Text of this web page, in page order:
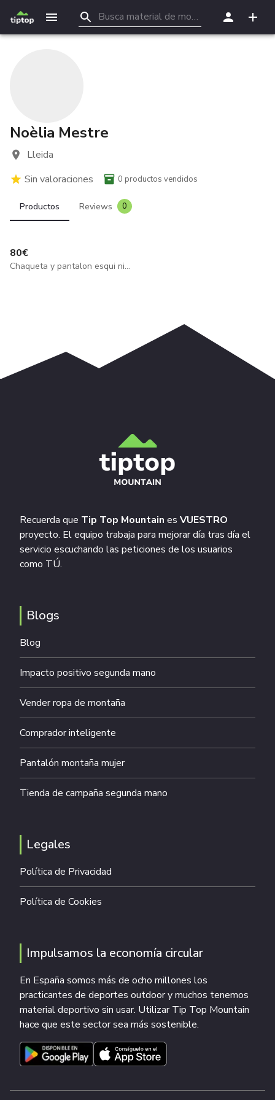
Noèlia Mestre
Lleida
Sin valoraciones
0 productos vendidos
Productos Reviews 0
80€
Chaqueta y pantalon esqui niñ@
Recuerda que Tip Top Mountain es VUESTRO
proyecto. El equipo trabaja para mejorar día tras día el
servicio escuchando las peticiones de los usuarios
como TÚ.
Blogs
Blog
Impacto positivo segunda mano
Vender ropa de montaña
Comprador inteligente
Pantalón montaña mujer
Tienda de campaña segunda mano
Legales
Política de Privacidad
Política de Cookies
Impulsamos la economía circular
En España somos más de ocho millones los
practicantes de deportes outdoor y muchos tenemos
material deportivo sin usar. Utilizar Tip Top Mountain
hace que este sector sea más sostenible.